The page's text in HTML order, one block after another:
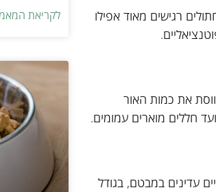
רגישים מאוד אפילו
את כמות האור
חללים מוארים עמומים.
עדינים במבטם, בגודל
לקריאת